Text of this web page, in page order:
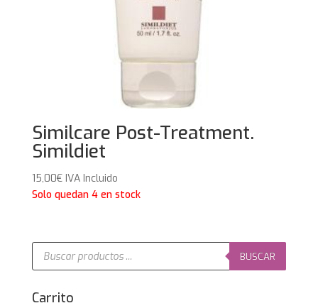
Similcare Post-Treatment.
Simildiet
15,00€ IVA Incluido
Solo quedan 4 en stock
Búsqueda
productos
BUSCAR
Carrito